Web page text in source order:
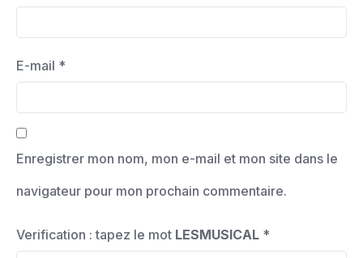
E-mail *
Enregistrer mon nom, mon e-mail et mon site dans le
navigateur pour mon prochain commentaire.
Verification : tapez le mot LESMUSICAL *